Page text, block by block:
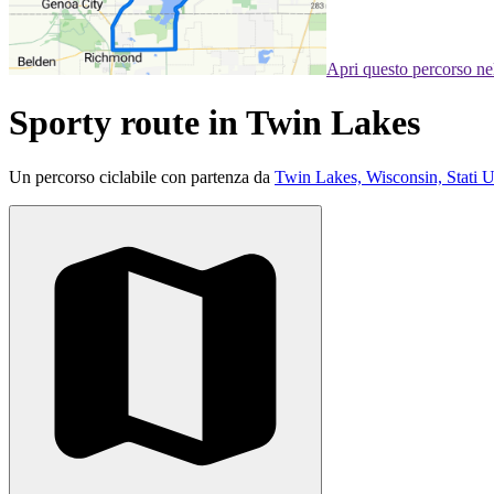
Apri questo percorso
Sporty route in Twin Lakes
Un percorso ciclabile con partenza da Twin Lakes, Wisconsin, Stati